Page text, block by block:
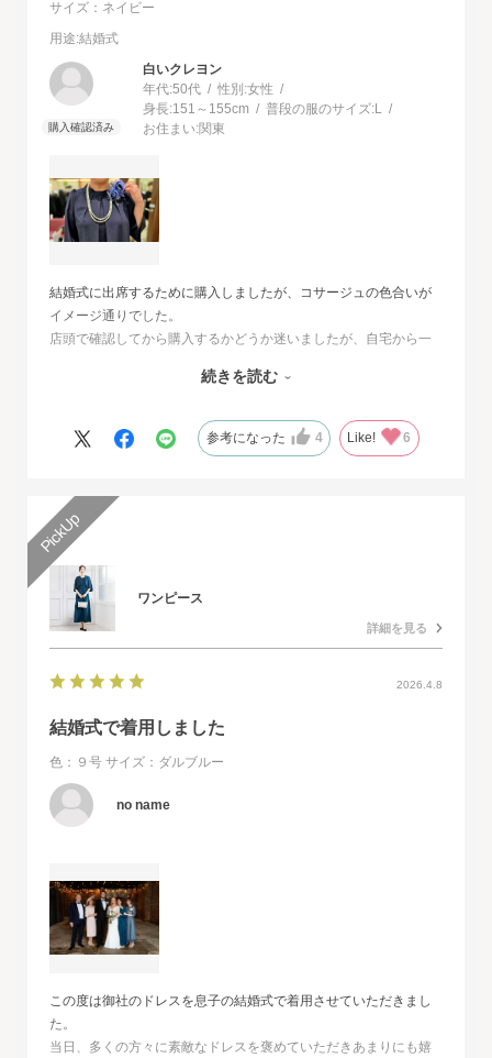
サイズ：ネイビー
用途:結婚式
白いクレヨン
年代:50代 性別:女性
身長:151～155cm 普段の服のサイズ:L
お住まい:関東
結婚式に出席するために購入しましたが、コサージュの色合いが
イメージ通りでした。
店頭で確認してから購入するかどうか迷いましたが、自宅から一
オンラインショップは写真数が多くじっくりと検討することがで
また、購入するとすぐに届くのでとても便利だと思いました。
続きを読む
参考になった 4 Like! 6
ワンピース
詳細を見る
2026.4.8
結婚式で着用しました
色：９号 サイズ：ダルブルー
no name
この度は御社のドレスを息子の結婚式で着用させていただきまし
た。
当日、多くの方々に素敵なドレスを褒めていただきあまりにも嬉